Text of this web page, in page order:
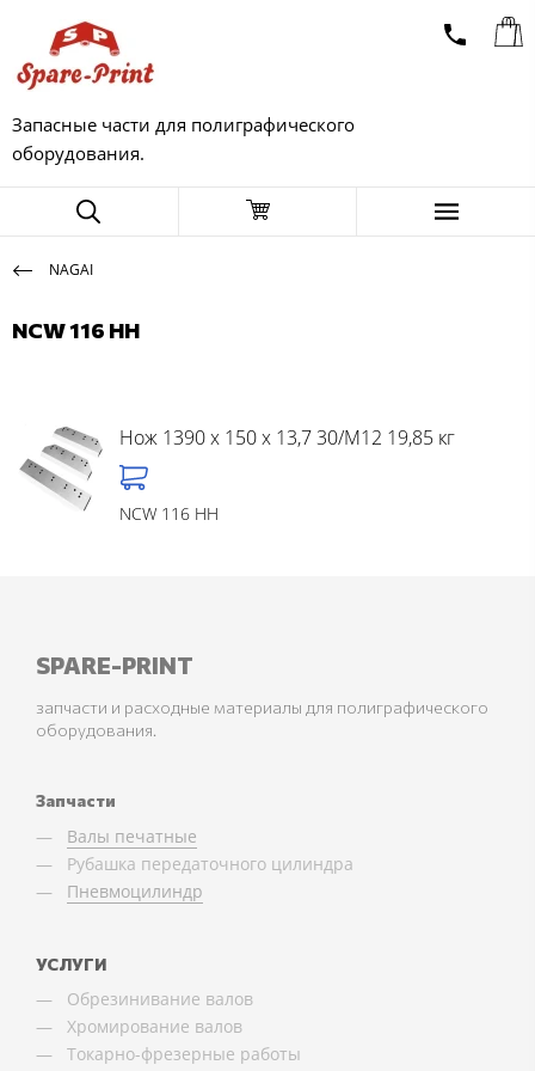
Запасные части для полиграфического
оборудования.
NAGAI
NCW 116 HH
Нож 1390 x 150 x 13,7 30/M12 19,85 кг
NCW 116 HH
SPARE-PRINT
запчасти и расходные материалы для полиграфического
оборудования.
Запчасти
Валы печатные
Рубашка передаточного цилиндра
Пневмоцилиндр
УСЛУГИ
Обрезинивание валов
Хромирование валов
Токарно-фрезерные работы